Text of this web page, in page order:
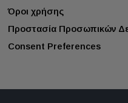
Όροι χρήσης
Προστασία Προσωπικών
Consent Preferences